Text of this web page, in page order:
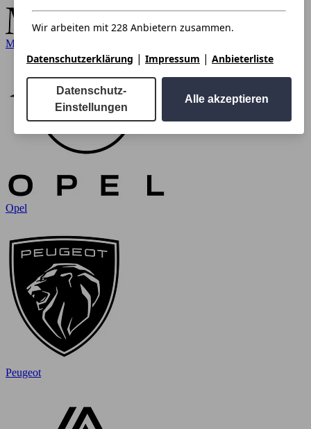
Mercedes-Benz
Opel
Peugeot
Wir arbeiten mit 228 Anbietern zusammen.
Datenschutzerklärung | Impressum | Anbieterliste
Datenschutz-
Einstellungen
Alle akzeptieren